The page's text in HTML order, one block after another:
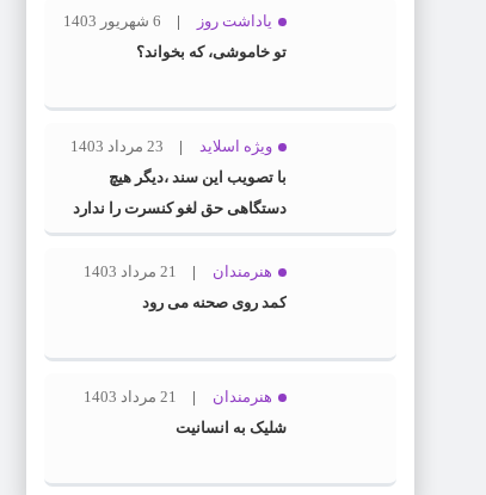
یاداشت روز
6 شهریور 1403
تو خاموشی، که بخواند؟
ویژه اسلاید
23 مرداد 1403
با تصویب این سند ،دیگر هیچ
دستگاهی حق لغو کنسرت را ندارد
هنرمندان
21 مرداد 1403
کمد روی صحنه می رود
هنرمندان
21 مرداد 1403
شلیک به انسانیت